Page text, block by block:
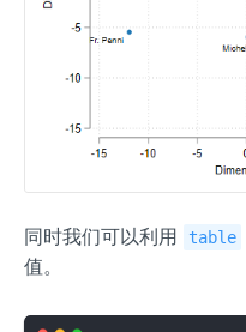
同时我们可以利用 table
值。